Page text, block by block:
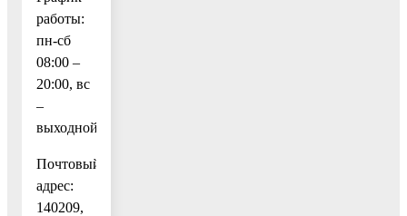
работы:
пн-сб
08:00 –
20:00, вс
–
выходной
Почтовый
адрес:
140209,